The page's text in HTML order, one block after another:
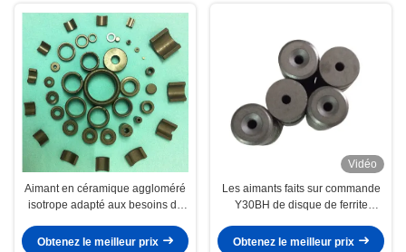
Aimant en céramique aggloméré
isotrope adapté aux besoins du
Obtenez le meilleur prix
Vidéo
Les aimants faits sur commande
Y30BH de disque de ferrite
avec le trou fraisé
Obtenez le meilleur prix